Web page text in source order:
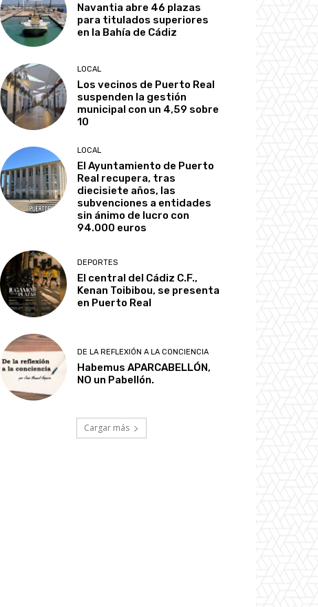
Navantia abre 46 plazas
para titulados superiores
en la Bahía de Cádiz
LOCAL
Los vecinos de Puerto Real
suspenden la gestión
municipal con un 4,59 sobre
10
LOCAL
El Ayuntamiento de Puerto
Real recupera, tras
diecisiete años, las
subvenciones a entidades
sin ánimo de lucro con
94.000 euros
DEPORTES
El central del Cádiz C.F.,
Kenan Toibibou, se presenta
en Puerto Real
DE LA REFLEXIÓN A LA CONCIENCIA
Habemus APARCABELLÓN,
NO un Pabellón.
Cargar más